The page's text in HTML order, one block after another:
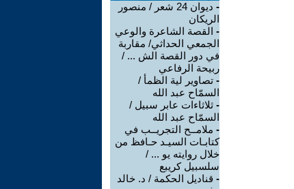
-
ديوان 24 شعر / منصور
الريكان
- القصة الشاعرة والوعي
الجمعي الحداثي/ مقاربة
في دور القصة الش ... /
ربيحة الرفاعي
- تصاوير لية الظمأ /
السمّاح عبد الله
- ثلاثاءات عابر سبيل /
السمّاح عبد الله
- ملامــح التجريــب في
كتابـات السيـد حـافظ من
خلال روايته يو ... /
سلسبيل كريبع
- قناديل الحكمة / د. خالد